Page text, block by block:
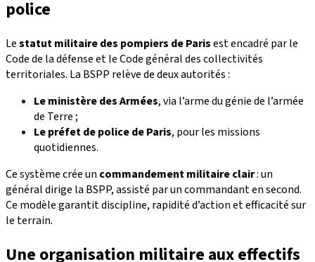
police
Lestatut militaire des pompiers de Parisest encadré par le
Code de la défense et le Code général des collectivités
territoriales. La BSPP relève de deux autorités :
Le ministère des Armées, via l’arme du génie de l’armée
de Terre ;
Le préfet de police de Paris, pour les missions
quotidiennes.
Ce système crée un commandement militaire clair: un
général dirige la BSPP, assisté par un commandant en second.
Ce modèle garantit discipline, rapidité d’action et efficacité sur
le terrain.
Une organisation militaire aux effectifs